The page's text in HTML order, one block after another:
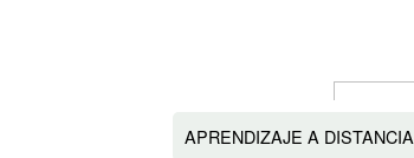
APRENDIZAJE A